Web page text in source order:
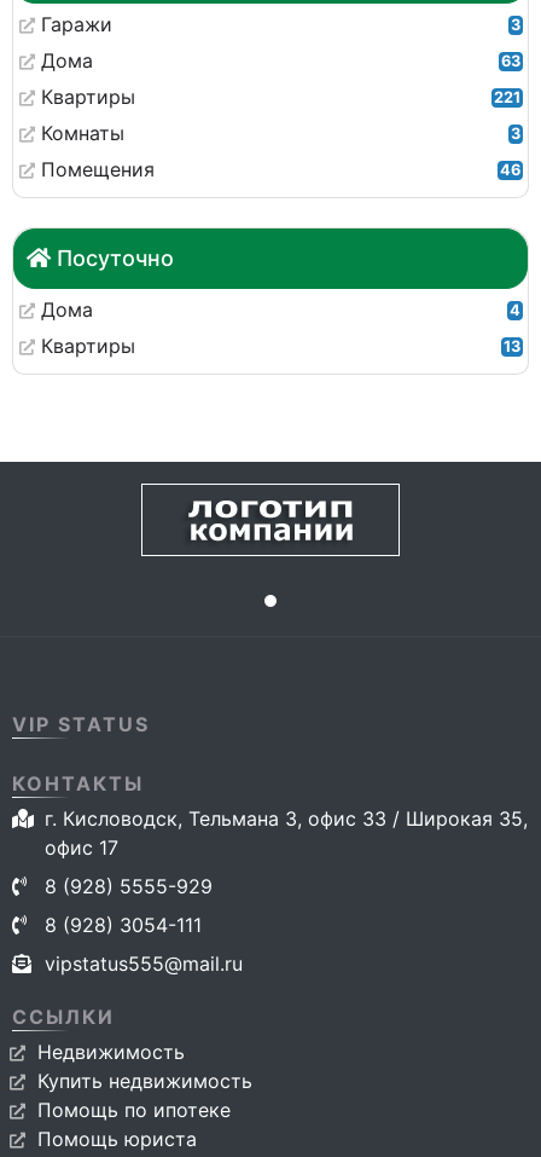
Гаражи 3
Дома 63
Квартиры 221
Комнаты 3
Помещения 46
Посуточно
Дома 4
Квартиры 13
VIP STATUS
КОНТАКТЫ
г. Кисловодск, Тельмана 3, офис 33 / Широкая 35,
офис 17
8 (928) 5555-929
8 (928) 3054-111
vipstatus555@mail.ru
ССЫЛКИ
Недвижимость
Купить недвижимость
Помощь по ипотеке
Помощь юриста